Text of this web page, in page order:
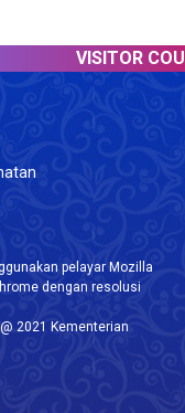
VISITOR COUNTER :
pelayar Mozilla
dengan resolusi
2021 Kementerian